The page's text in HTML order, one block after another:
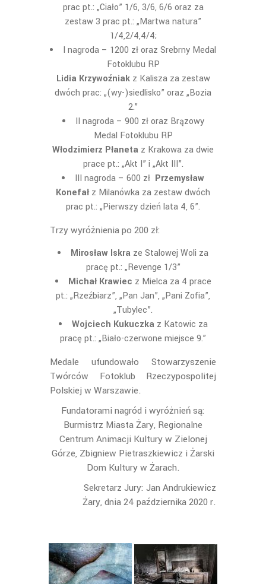
prac pt.: „Ciało” 1/6, 3/6, 6/6 oraz za
zestaw 3 prac pt.: „Martwa natura”
1/4,2/4,4/4;
I nagroda – 1200 zł oraz Srebrny Medal
Fotoklubu RP
Lidia Krzywoźniakz Kalisza za zestaw
dwóch prac: „(wy-)siedlisko” oraz „Bozia
2.”
II nagroda – 900 zł oraz Brązowy
Medal Fotoklubu RP
Włodzimierz Płaneta z Krakowa za dwie
prace pt.: „Akt I” i „Akt III”.
III nagroda – 600 zł Przemysław
Konefał z Milanówka za zestaw dwóch
prac pt.: „Pierwszy dzień lata 4, 6”.
Trzy wyróżnienia po 200 zł:
Mirosław Iskra ze Stalowej Woli za
pracę pt.: „Revenge 1/3”
Michał Krawiec z Mielca za 4 prace
pt.: „Rzeźbiarz”, „Pan Jan”, „Pani Zofia”,
„Tubylec”.
Wojciech Kukuczkaz Katowic za
pracę pt.: „Biało-czerwone miejsce 9.”
Medale ufundowało Stowarzyszenie
Twórców Fotoklub Rzeczypospolitej
Polskiej w Warszawie.
Fundatorami nagród i wyróżnień są:
Burmistrz Miasta Żary, Regionalne
Centrum Animacji Kultury w Zielonej
Górze, Zbigniew Pietraszkiewicz i Żarski
Dom Kultury w Żarach.
Sekretarz Jury: Jan Andrukiewicz
Żary, dnia 24 października 2020 r.